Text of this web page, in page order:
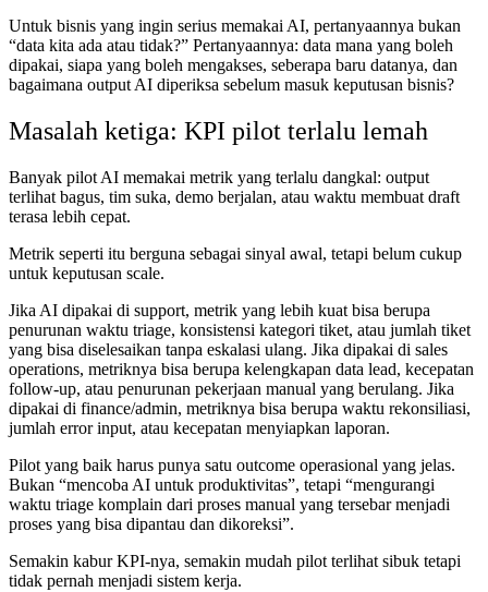
Untuk bisnis yang ingin serius memakai AI, pertanyaannya bukan
“data kita ada atau tidak?” Pertanyaannya: data mana yang boleh
dipakai, siapa yang boleh mengakses, seberapa baru datanya, dan
bagaimana output AI diperiksa sebelum masuk keputusan bisnis?
Masalah ketiga: KPI pilot terlalu lemah
Banyak pilot AI memakai metrik yang terlalu dangkal: output
terlihat bagus, tim suka, demo berjalan, atau waktu membuat draft
terasa lebih cepat.
Metrik seperti itu berguna sebagai sinyal awal, tetapi belum cukup
untuk keputusan scale.
Jika AI dipakai di support, metrik yang lebih kuat bisa berupa
penurunan waktu triage, konsistensi kategori tiket, atau jumlah tiket
yang bisa diselesaikan tanpa eskalasi ulang. Jika dipakai di sales
operations, metriknya bisa berupa kelengkapan data lead, kecepatan
follow-up, atau penurunan pekerjaan manual yang berulang. Jika
dipakai di finance/admin, metriknya bisa berupa waktu rekonsiliasi,
jumlah error input, atau kecepatan menyiapkan laporan.
Pilot yang baik harus punya satu outcome operasional yang jelas.
Bukan “mencoba AI untuk produktivitas”, tetapi “mengurangi
waktu triage komplain dari proses manual yang tersebar menjadi
proses yang bisa dipantau dan dikoreksi”.
Semakin kabur KPI-nya, semakin mudah pilot terlihat sibuk tetapi
tidak pernah menjadi sistem kerja.